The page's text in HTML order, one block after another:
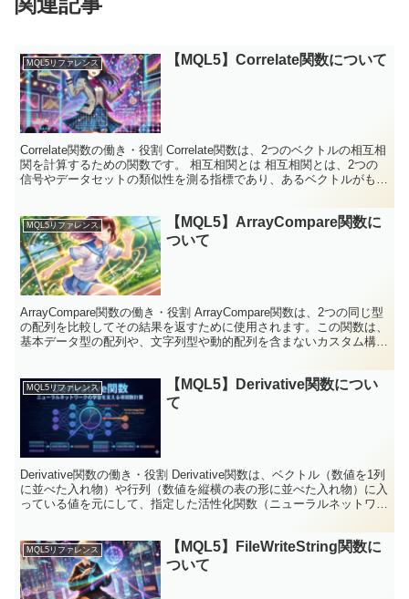
MQL5リファレンス 【MQL5】Correlate関数について
Correlate関数の働き・役割 Correlate関数は、2つのベクトルの相互相
関を計算するための関数です。 相互相関とは 相互相関とは、2つの
信号やデータセットの類似性を測る指標であり、あるベクトルがもう
MQL5リファレンス
【MQL5】ArrayCompare関数に
ついて
ArrayCompare関数の働き・役割 ArrayCompare関数は、2つの同じ型
の配列を比較してその結果を返すために使用されます。この関数は、
基本データ型の配列や、文字列型や動的配列を含まないカスタム構造
MQL5リファレンス
【MQL5】Derivative関数につい
て
Derivative関数の働き・役割 Derivative関数は、ベクトル（数値を1列
に並べた入れ物）や行列（数値を縦横の表の形に並べた入れ物）に入
っている値を元にして、指定した活性化関数（ニューラルネットワー
MQL5リファレンス
【MQL5】FileWriteString関数に
ついて